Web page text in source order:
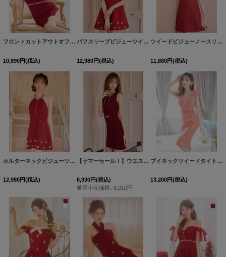
フロントカットアウトオフショルミニドレス/キャバドレス【XS-Mサイズ/1カラー】[OF03] 【YN】dzwuGI
10,890円(税込)
パフスリーブビジューツイードミニワンピースドレス/キャバドレス【XS-Lサイズ/1カラー】[OF03] 【YN】dzwvIA
12,980円(税込)
ツイードビジューノースリーブミニワンピースドレス/キャバドレス【XS-XLサイズ/1カラー】[OF01] 【SB】dzwvIA
11,880円(税込)
ホルターネックビジューツイードミニワンピースドレス/キャバドレス【XS-Lサイズ/1カラー】[OF03] 【YN】dzwvIA
12,980円(税込)
【サマーセール！】ウエストチェーンノースリーブタイトミニドレス/キャバドレス【XS-Mサイズ/2カラー】[OF03]【IM】
6,930円(税込)
希望小売価格 : 8,910円
ブイネックツイードタイトドレス/キャバドレス【S-Lサイズ/5カラー】[HC02]
13,200円(税込)